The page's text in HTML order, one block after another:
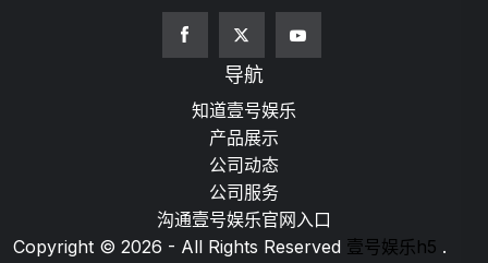
导航
知道壹号娱乐
产品展示
公司动态
公司服务
沟通壹号娱乐官网入口
Copyright © 2026 - All Rights Reserved 壹号娱乐h5 .